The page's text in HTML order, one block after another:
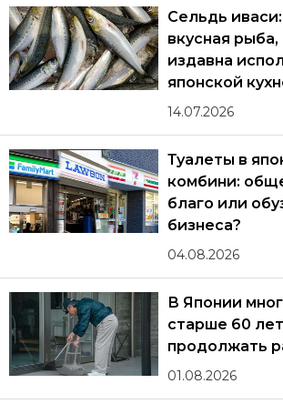
Сельдь
вкусная
издавна
японской
14.07.2026
Туалеты в
комбини:
благо или
бизнеса?
04.08.2026
В Японии
старше 60
продолжать
01.08.2026